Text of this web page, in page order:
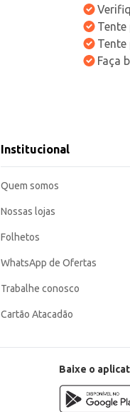
Tente
Tente
Faça
Institucional
Quem somos
Nossas lojas
Folhetos
WhatsApp de Ofertas
Trabalhe conosco
Cartão Atacadão
Baixe o